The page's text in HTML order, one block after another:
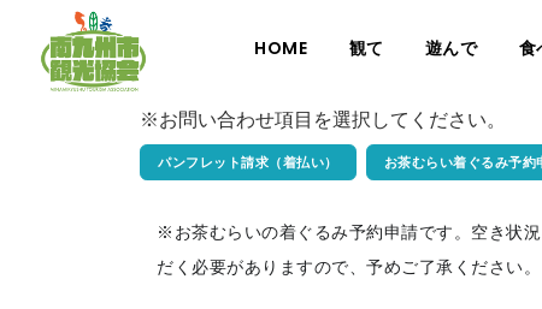
HOME 観て 遊んで 食
※お問い合わせ項目を選択してください。
パンフレット請求（着払い） お茶むらい着ぐるみ予約
※お茶むらいの着ぐるみ予約申請です。空き状
だく必要がありますので、予めご了承ください。